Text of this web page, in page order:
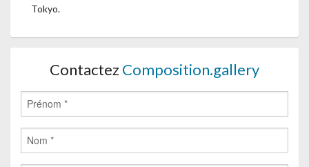
Tokyo.
Contactez Composition.gallery